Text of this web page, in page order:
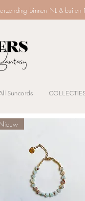
binnen NL & buiten
Suncords